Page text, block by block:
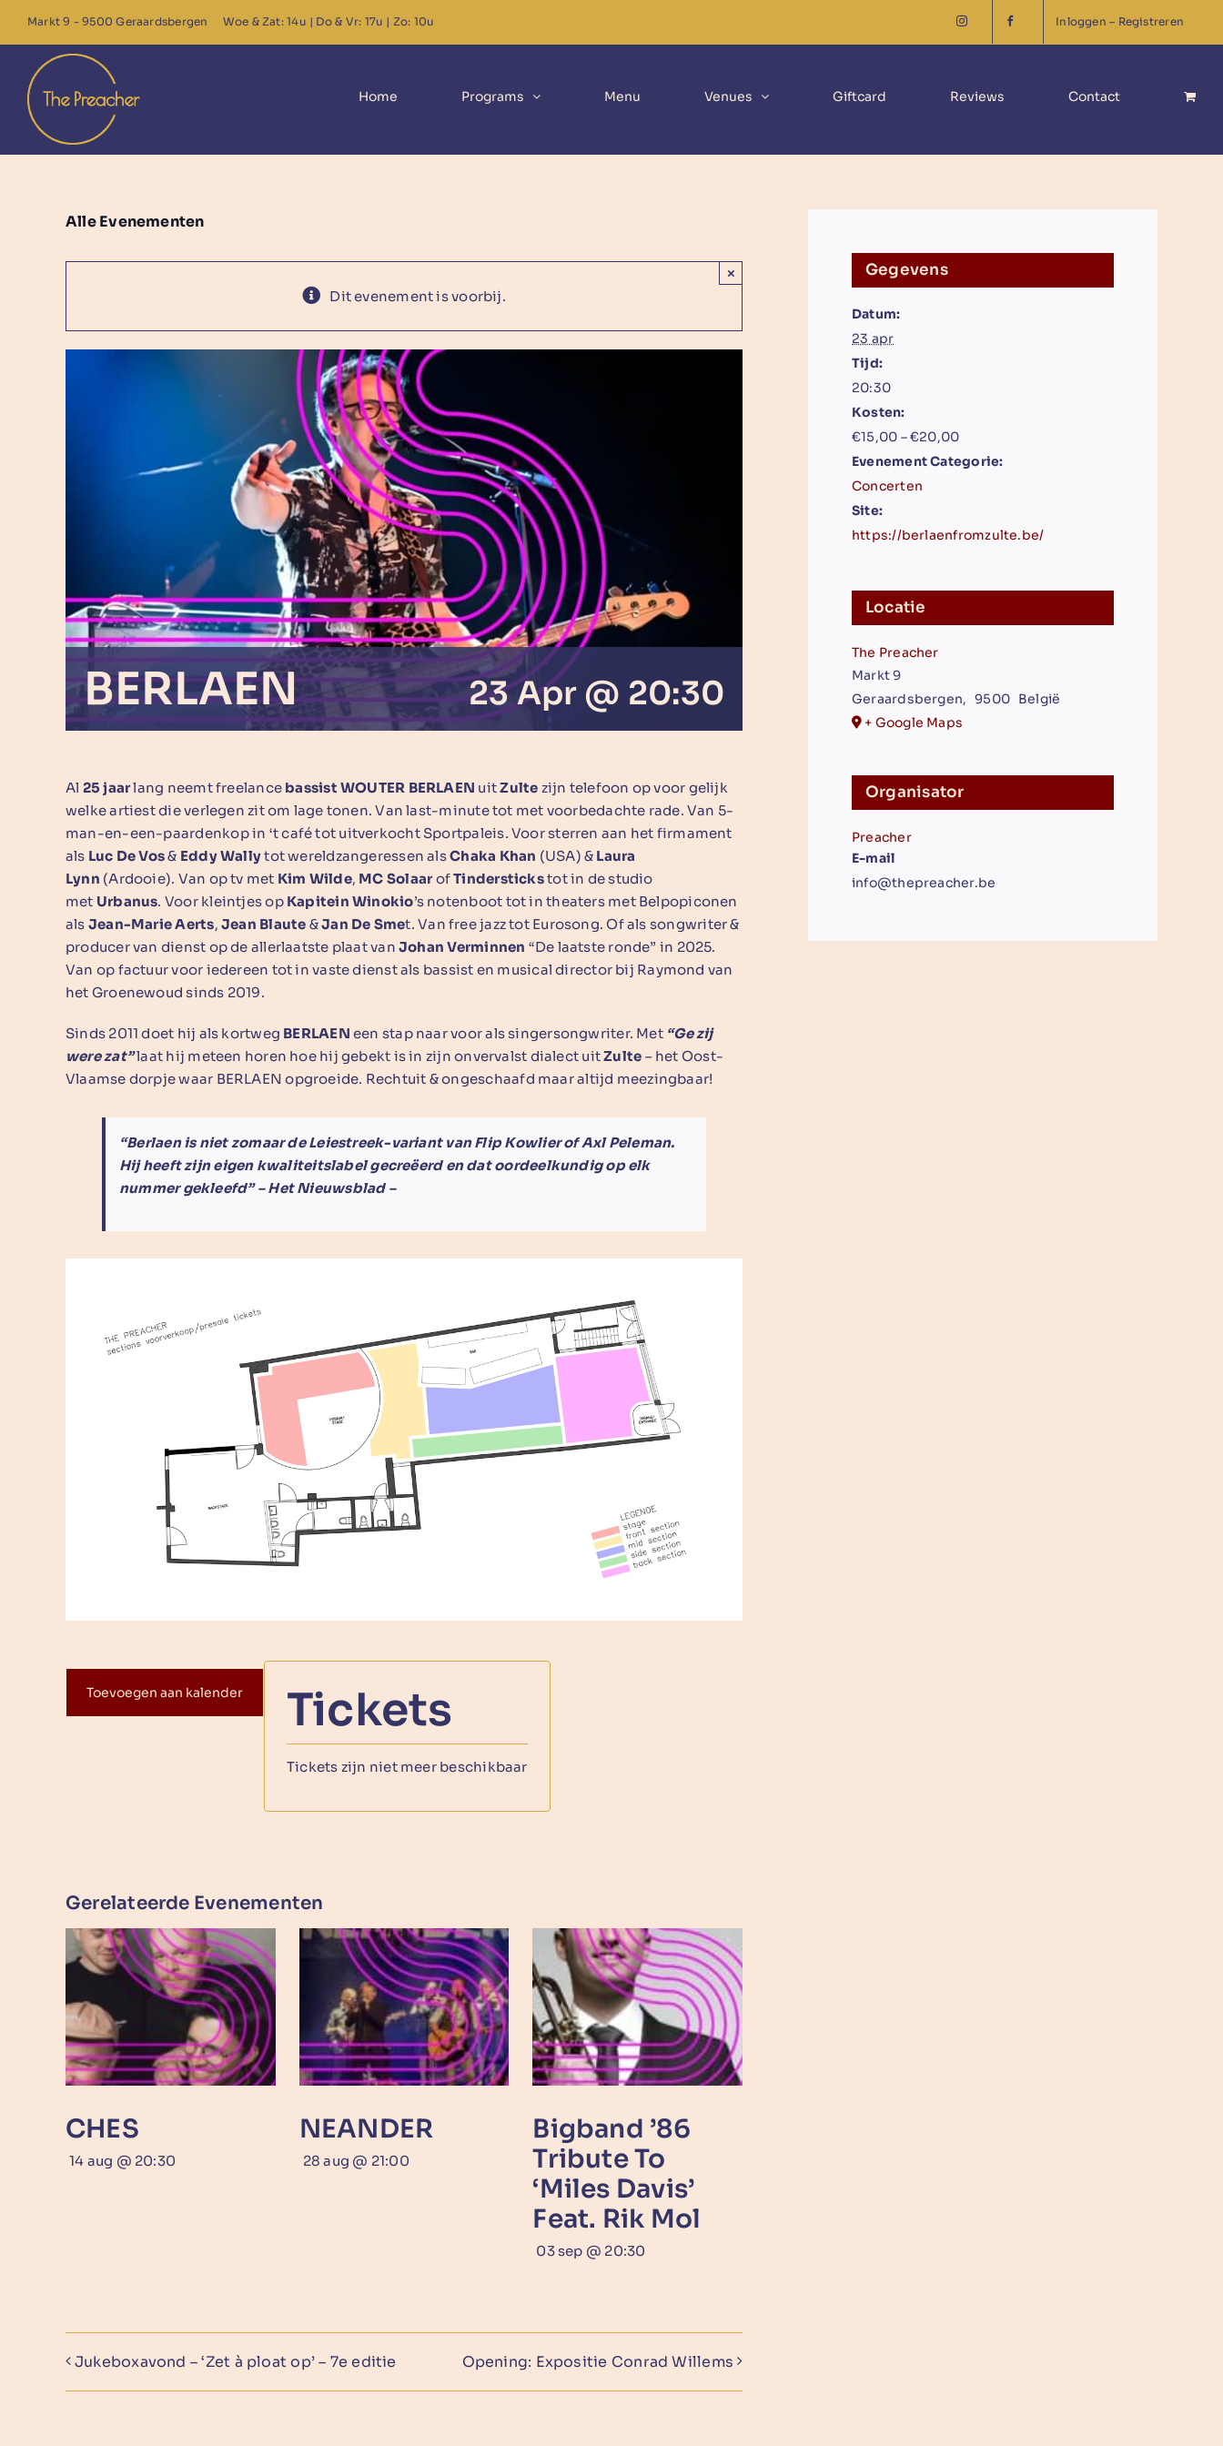
inhoud
Markt 9 - 9500 Geraardsbergen Woe & Zat: 14u | Do & Vr: 17u | Zo: 10u Inloggen – Registreren
Home Programs Menu Venues Giftcard Reviews Contact
Alle Evenementen
Dit evenement is voorbij.
×
BERLAEN 23 Apr @ 20:30
Al 25 jaarlang neemt freelance bassist WOUTER BERLAEN uitZulte zijn telefoon op voor gelijk
welke artiest die verlegen zit om lage tonen. Van last-minute tot met voorbedachte rade. Van 5-
man-en-een-paardenkop in ‘t café tot uitverkocht Sportpaleis. Voor sterren aan het firmament
als Luc De Vos& Eddy Wallytot wereldzangeressen alsChaka Khan (USA) & Laura
Lynn (Ardooie). Van op tv met Kim Wilde, MC SolaarofTinderstickstot in de studio
met Urbanus. Voor kleintjes op Kapitein Winokio’s notenboot tot in theaters met Belpopiconen
als Jean-Marie Aerts, Jean Blaute &Jan De Smet. Van free jazz tot Eurosong. Of als songwriter &
producer van dienst op de allerlaatste plaat vanJohan Verminnen “De laatste ronde” in 2025.
Van op factuur voor iedereen tot in vaste dienst als bassist en musical director bij Raymond van
het Groenewoud sinds 2019.
Sinds 2011 doet hij als kortweg BERLAEN een stap naar voor als singersongwriter. Met “Ge zij
were zat”laat hij meteen horen hoe hij gebekt is in zijn onvervalst dialect uitZulte – het Oost-
Vlaamse dorpje waar BERLAEN opgroeide. Rechtuit & ongeschaafd maar altijd meezingbaar!
“Berlaen is niet zomaar de Leiestreek-variant van Flip Kowlier of Axl Peleman.
Hij heeft zijn eigen kwaliteitslabel gecreëerd en dat oordeelkundig op elk
nummer gekleefd” – Het Nieuwsblad –
Toevoegen aan kalender Tickets
Tickets zijn niet meer beschikbaar
Gerelateerde Evenementen
CHES
14 aug @ 20:30
NEANDER
28 aug @ 21:00
Bigband ’86
Tribute To
‘Miles Davis’
Feat. Rik Mol
03 sep @ 20:30
Jukeboxavond – ‘Zet à ploat op’ – 7e editie Opening: Expositie Conrad Willems
Gegevens
Datum:
23 apr
Tijd:
20:30
Kosten:
€15,00 – €20,00
Evenement Categorie:
Concerten
Site:
https://berlaenfromzulte.be/
Locatie
The Preacher
Markt 9
Geraardsbergen, 9500 België
+ Google Maps
Organisator
Preacher
E-mail
info@thepreacher.be